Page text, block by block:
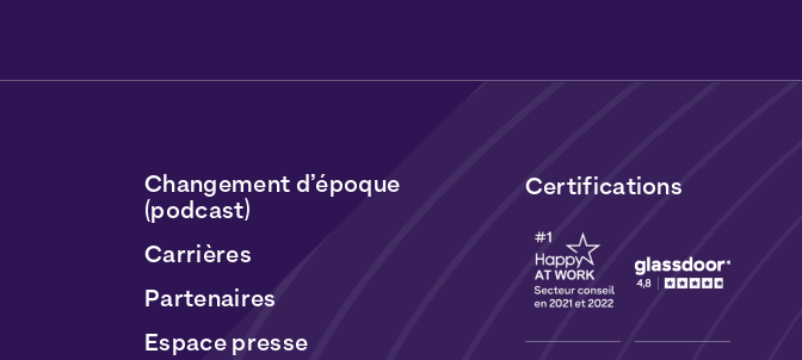
traitées conformément à notrePolitique de Données
Changement d’époque
(podcast)
Carrières
Partenaires
Espace presse
Certifications